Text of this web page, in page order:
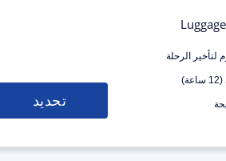
لتأخير الرحلة
تحديد